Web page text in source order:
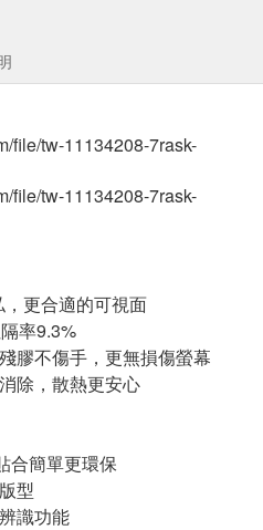
file/tw-11134208-7rask-
file/tw-11134208-7rask-
更合適的可視面
率9.3%
膠不傷手，更無損傷螢幕
除，散熱更安心
合簡單更環保
型
識功能